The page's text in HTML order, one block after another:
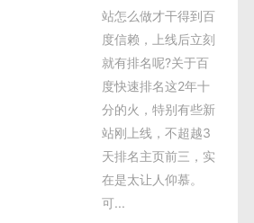
站怎么做才干得到百
度信赖，上线后立刻
就有排名呢?关于百
度快速排名这2年十
分的火，特别有些新
站刚上线，不超越3
天排名主页前三，实
在是太让人仰慕。
可...